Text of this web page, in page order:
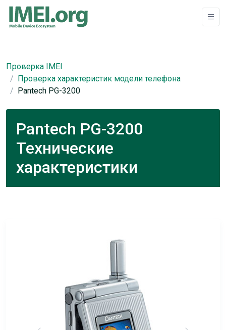
Проверка IMEI
Проверка характеристик модели телефона
Pantech PG-3200
Pantech PG-3200
Технические
характеристики